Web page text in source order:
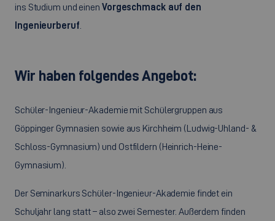
ins Studium und einen Vorgeschmack auf den
Ingenieurberuf
Wir haben folgendes Angebot:
Schüler-Ingenieur-Akademie mit Schülergruppen aus
Göppinger Gymnasien sowie aus Kirchheim (Ludwig-Uhland- &
Schloss-Gymnasium) und Ostfildern (Heinrich-Heine-
Gymnasium).
Der Seminarkurs Schüler-Ingenieur-Akademie findet ein
Schuljahr lang statt – also zwei Semester. Außerdem finden